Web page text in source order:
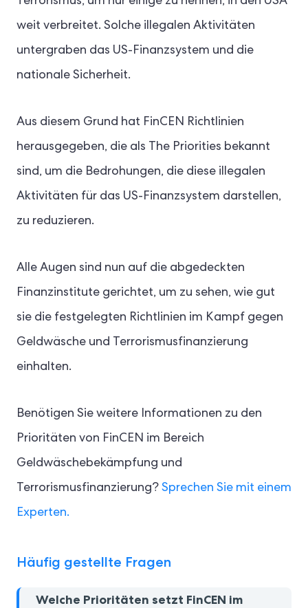
weit verbreitet. Solche illegalen Aktivitäten
untergraben das US-Finanzsystem und die
nationale Sicherheit.
Aus diesem Grund hat FinCEN Richtlinien
herausgegeben, die als The Priorities bekannt
sind, um die Bedrohungen, die diese illegalen
Aktivitäten für das US-Finanzsystem darstellen,
zu reduzieren.
Alle Augen sind nun auf die abgedeckten
Finanzinstitute gerichtet, um zu sehen, wie gut
sie die festgelegten Richtlinien im Kampf gegen
Geldwäsche und Terrorismusfinanzierung
einhalten.
Benötigen Sie weitere Informationen zu den
Prioritäten von FinCEN im Bereich
Geldwäschebekämpfung und
Terrorismusfinanzierung? Sprechen Sie mit einem
Experten.
Häufig gestellte Fragen
Welche Prioritäten setzt FinCEN im